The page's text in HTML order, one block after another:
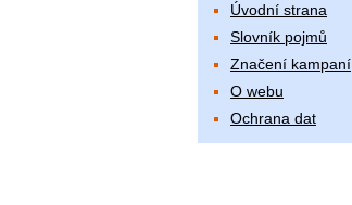
Úvodní strana
Slovník pojmů
Značení kampaní
O webu
Ochrana dat